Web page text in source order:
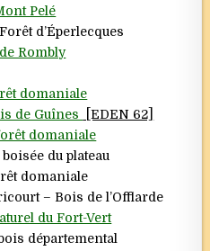
Pelé
d’Éperlecques
Rombly
domaniale
de Guînes
[EDEN 62]
domaniale
du plateau
domaniale
– Bois de l’Offlarde
du Fort-Vert
départemental